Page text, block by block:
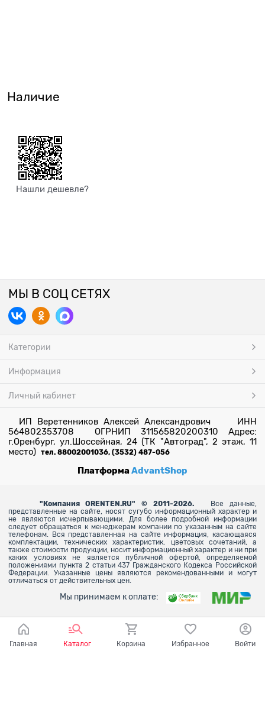
Наличие
Нашли дешевле?
МЫ В СОЦ СЕТЯХ
Категории
Информация
Личный кабинет
ИП Веретенников Алексей Александрович ИНН
564802353708 ОГРНИП 311565820200310 Адрес:
г.Оренбург, ул.Шоссейная, 24 (ТК "Автоград", 2 этаж, 11
место) тел. 88002001036, (3532) 487-056
ПлатформаAdvantShop
" Компания ORENTEN.RU" © 2011-2026.
Все данные,
представленные на сайте, носят сугубо информационный характер и
не являются исчерпывающими. Для более подробной информации
следует обращаться к менеджерам компании по указанным на сайте
телефонам. Вся представленная на сайте информация, касающаяся
комплектации, технических характеристик, цветовых сочетаний, а
также стоимости продукции, носит информационный характер и ни при
каких условиях не является публичной офертой, определяемой
положениями пункта 2 статьи 437 Гражданского Кодекса Российской
Федерации. Указанные цены являются рекомендованными и могут
отличаться от действительных цен.
Мы принимаем к оплате:
Главная Каталог Корзина Избранное Войти